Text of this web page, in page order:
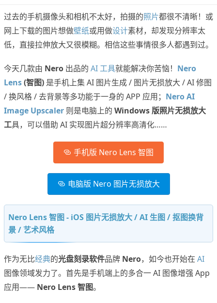
过去的手机摄像头和相机不太好，拍摄的照片都很不清晰！或
网上下载的图片想做壁纸或用做设计素材，却发现分辨率太
低，直接拉伸放大又很模糊。相信这些事情很多人都遇到过。
今天几款由 Nero 出品的 AI 工具就能解决你苦恼！ Nero
Lens(智图) 是手机上集 AI 图片生成 / 图片无损放大 / AI 修图
/ 换风格 / 去背景等多功能于一身的 APP 应用； Nero AI
Image Upscaler 则是电脑上的 Windows 版照片无损放大
工具，可以借助 AI 实现图片超分辨率高清化……
手机版 Nero Lens 智图
电脑版 Nero 图片无损放大
Nero Lens 智图 - iOS 图片无损放大 / AI 生图 / 抠图换背
景 / 艺术风格
作为无比经典的光盘刻录软件品牌 Nero，如今也开始在 AI
图像领域发力了。首先是手机端上的多合一 AI 图像增强 App
应用—— Nero Lens 智图。